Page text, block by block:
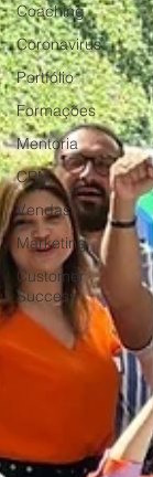
Coaching
Coronavirus
Portfólio
Formações
Mentoria
CRM
Vendas
Marketing
Customer
Success